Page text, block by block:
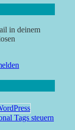
in deinem
Tags steuern